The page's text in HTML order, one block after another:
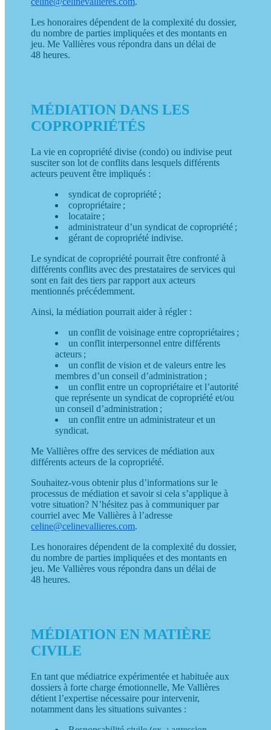
Les honoraires dépendent de la complexité du dossier,
du nombre de parties impliquées et des montants en
jeu. Me Vallières vous répondra dans un délai de
48 heures.
MÉDIATION DANS LES
COPROPRIÉTÉS
La vie en copropriété divise (condo) ou indivise peut
susciter son lot de conflits dans lesquels différents
acteurs peuvent être impliqués :
syndicat de copropriété ;
copropriétaire ;
locataire ;
administrateur d’un syndicat de copropriété ;
gérant de copropriété indivise.
Le syndicat de copropriété pourrait être confronté à
différents conflits avec des prestataires de services qui
sont en fait des tiers par rapport aux acteurs
mentionnés précédemment.
Ainsi, la médiation pourrait aider à régler :
un conflit de voisinage entre copropriétaires ;
un conflit interpersonnel entre différents
acteurs ;
un conflit de vision et de valeurs entre les
membres d’un conseil d’administration ;
un conflit entre un copropriétaire et l’autorité
que représente un syndicat de copropriété et/ou
un conseil d’administration ;
un conflit entre un administrateur et un
syndicat.
Me Vallières offre des services de médiation aux
différents acteurs de la copropriété.
Souhaitez-vous obtenir plus d’informations sur le
processus de médiation et savoir si cela s’applique à
votre situation? N’hésitez pas à communiquer par
courriel avec Me Vallières à l’adresse
celine@celinevallieres.com.
Les honoraires dépendent de la complexité du dossier,
du nombre de parties impliquées et des montants en
jeu. Me Vallières vous répondra dans un délai de
48 heures.
MÉDIATION EN MATIÈRE
CIVILE
En tant que médiatrice expérimentée et habituée aux
dossiers à forte charge émotionnelle, Me Vallières
détient l’expertise nécessaire pour intervenir,
notamment dans les situations suivantes :